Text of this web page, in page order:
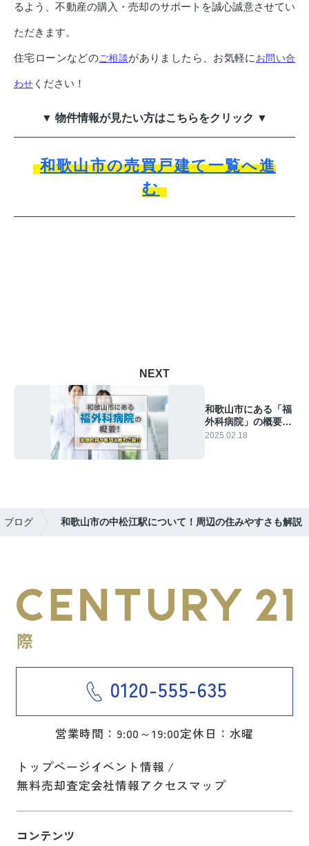
るよう、不動産の購入・売却のサポートを誠心誠意させてい
ただきます。
住宅ローンなどのご相談がありましたら、お気軽にお問い合
わせ ください！
▼ 物件情報が見たい方はこちらをクリック ▼
和歌山市の売買戸建て一覧へ進
む
NEXT
和歌山市にある「福
外科病院」の概要！
診療内容や専門治療
2025.02.18
ブログ 和歌山市の中松江駅について！周辺の住みやすさも解説
0120-555-635
営業時間：9:00～19:00定休日：水曜
トップページイベント情報
無料売却査定会社情報アクセスマップ
コンテンツ